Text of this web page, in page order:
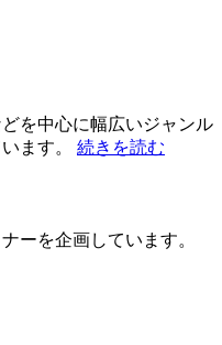
を中心に幅広いジャンル
ます。 続きを読む
ーを企画しています。